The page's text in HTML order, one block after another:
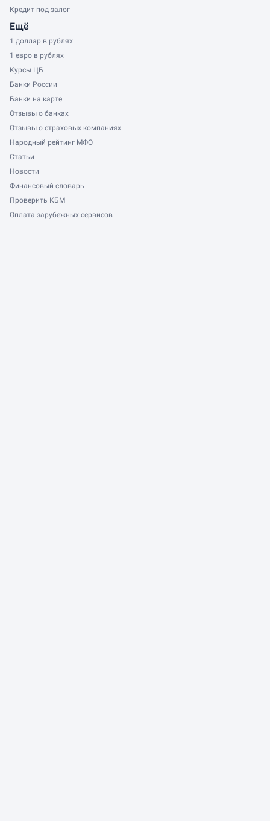
Кредит под залог
Ещё
1 доллар в рублях
1 евро в рублях
Курсы ЦБ
Банки России
Банки на карте
Отзывы о банках
Отзывы о страховых компаниях
Народный рейтинг МФО
Статьи
Новости
Финансовый словарь
Проверить КБМ
Оплата зарубежных сервисов